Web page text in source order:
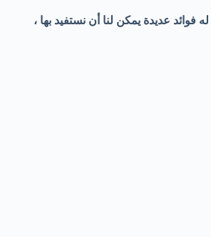
فوائد عديدة يمكن لنا أن نستفيد بها ،